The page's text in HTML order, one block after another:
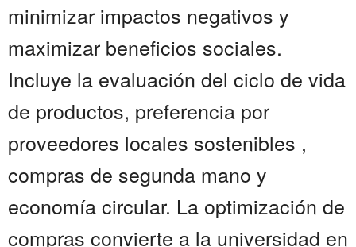
minimizar impactos negativos y
maximizar beneficios sociales.
Incluye la evaluación del ciclo de vida
de productos, preferencia por
proveedores locales sostenibles ,
compras de segunda mano y
economía circular. La optimización de
compras convierte a la universidad en